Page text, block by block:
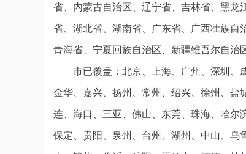
省、内蒙古自治区、辽宁省、吉林省、黑龙
省、湖北省、湖南省、广东省、广西壮族自
青海省、宁夏回族自治区、新疆维吾尔自治
市已覆盖：北京、上海、广州、深圳、
金华、嘉兴、扬州、常州、绍兴、徐州、盐
连、海口、三亚、佛山、东莞、珠海、哈尔
保定、贵阳、泉州、台州、湖州、中山、乌